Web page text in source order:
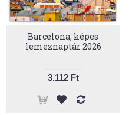
Barcelona, képes
lemeznaptár 2026
3.112 Ft